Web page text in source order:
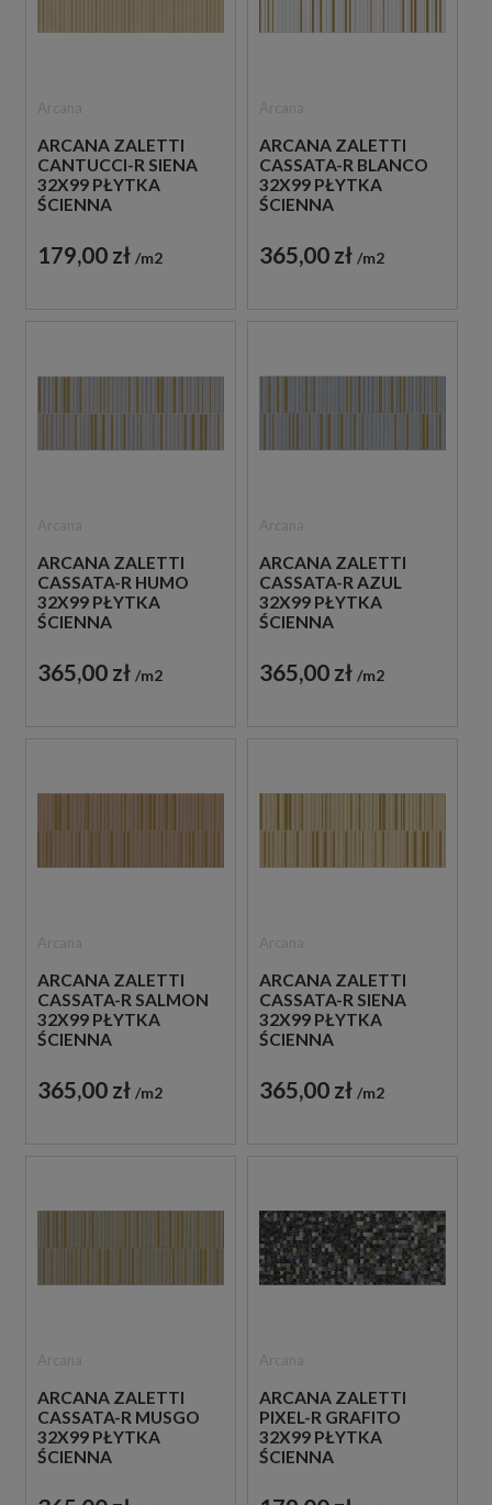
ARCANA ZALETTI
CANTUCCI-R SIENA
32X99 PŁYTKA
ŚCIENNA
179,00 zł m2
ARCANA ZALETTI
CASSATA-R BLANCO
32X99 PŁYTKA
ŚCIENNA
365,00 zł m2
ARCANA ZALETTI
CASSATA-R HUMO
32X99 PŁYTKA
ŚCIENNA
365,00 zł m2
ARCANA ZALETTI
CASSATA-R AZUL
32X99 PŁYTKA
ŚCIENNA
365,00 zł m2
ARCANA ZALETTI
CASSATA-R SALMON
32X99 PŁYTKA
ŚCIENNA
365,00 zł m2
ARCANA ZALETTI
CASSATA-R SIENA
32X99 PŁYTKA
ŚCIENNA
365,00 zł m2
ARCANA ZALETTI
CASSATA-R MUSGO
32X99 PŁYTKA
ŚCIENNA
ARCANA ZALETTI
PIXEL-R GRAFITO
32X99 PŁYTKA
ŚCIENNA